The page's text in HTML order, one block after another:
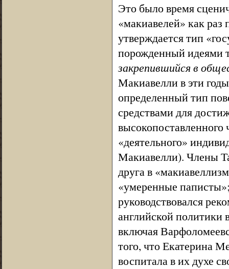
Это было время
«макиавелей» как
утверждается тип
порожденный идеями
закрепившийся в
Макиавелли в эти
определенный тип
средствами для
высокопоставленного
«деятельного»
Макиавелли). Члены
друга в
«умеренные
руководствовался
английской политики
включая
того, что Екатерина
воспитала в их духе